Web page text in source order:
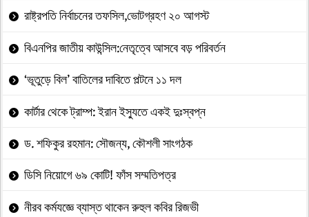
রাষ্ট্রপতি নির্বাচনের তফসিল,ভোটগ্রহণ ২০ আগস্ট
বিএনপির জাতীয় কাউন্সিল:নেতৃত্বে আসবে বড় পরিবর্তন
‘ভূতুড়ে বিল’ বাতিলের দাবিতে পল্টনে ১১ দল
কার্টার থেকে ট্রাম্প: ইরান ইস্যুতে একই দুঃস্বপ্ন
ড. শফিকুর রহমান: সৌজন্য, কৌশলী সাংগঠক
ডিসি নিয়োগে ৬৯ কোটি! ফাঁস সম্মতিপত্র
নীরব কর্মযজ্ঞে ব্যাস্ত থাকেন রুহুল কবির রিজভী